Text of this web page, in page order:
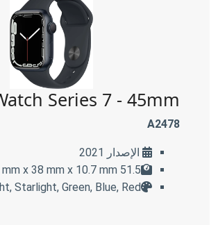
Series 7 - 45mm
A2478
الإصدار 2021
51.5 g, 45 mm x 38 mm x 10.7 mm
Starlight, Green, Blue, Red